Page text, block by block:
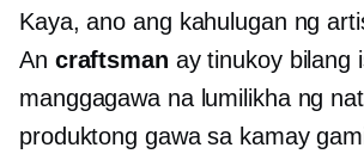
Kaya, ano ang kahulugan ng
An craftsman ay tinukoy bilang
manggagawa na lumilikha ng
produktong gawa sa kamay